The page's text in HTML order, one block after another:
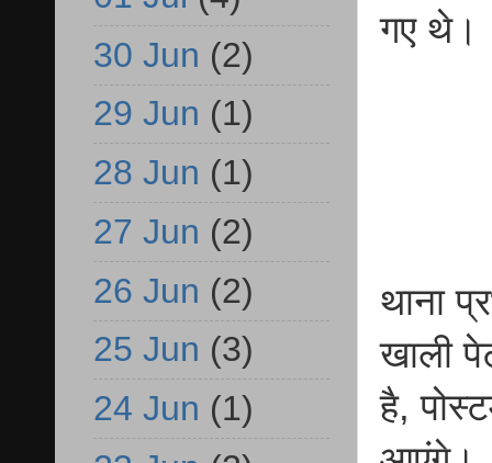
गए थे।
थाना
खाली
है,
30 Jun (2)
29 Jun (1)
28 Jun (1)
27 Jun (2)
26 Jun (2)
25 Jun (3)
24 Jun (1)